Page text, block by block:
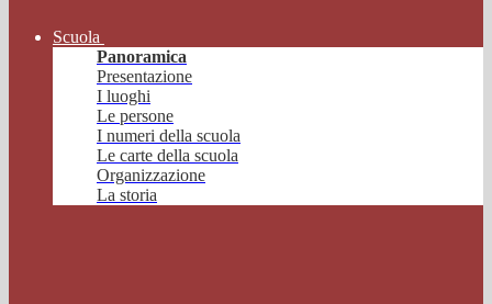
Scuola
Panoramica
Presentazione
I luoghi
Le persone
I numeri della scuola
Le carte della scuola
Organizzazione
La storia